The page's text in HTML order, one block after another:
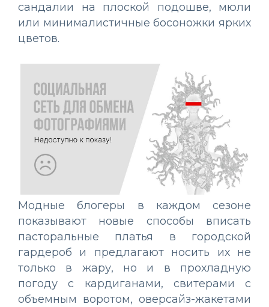
сандалии на плоской подошве, мюли
или минималистичные босоножки ярких
цветов.
Модные блогеры в каждом сезоне
показывают новые способы вписать
пасторальные платья в городской
гардероб и предлагают носить их не
только в жару, но и в прохладную
погоду с кардиганами, свитерами с
объемным воротом, оверсайз-жакетами